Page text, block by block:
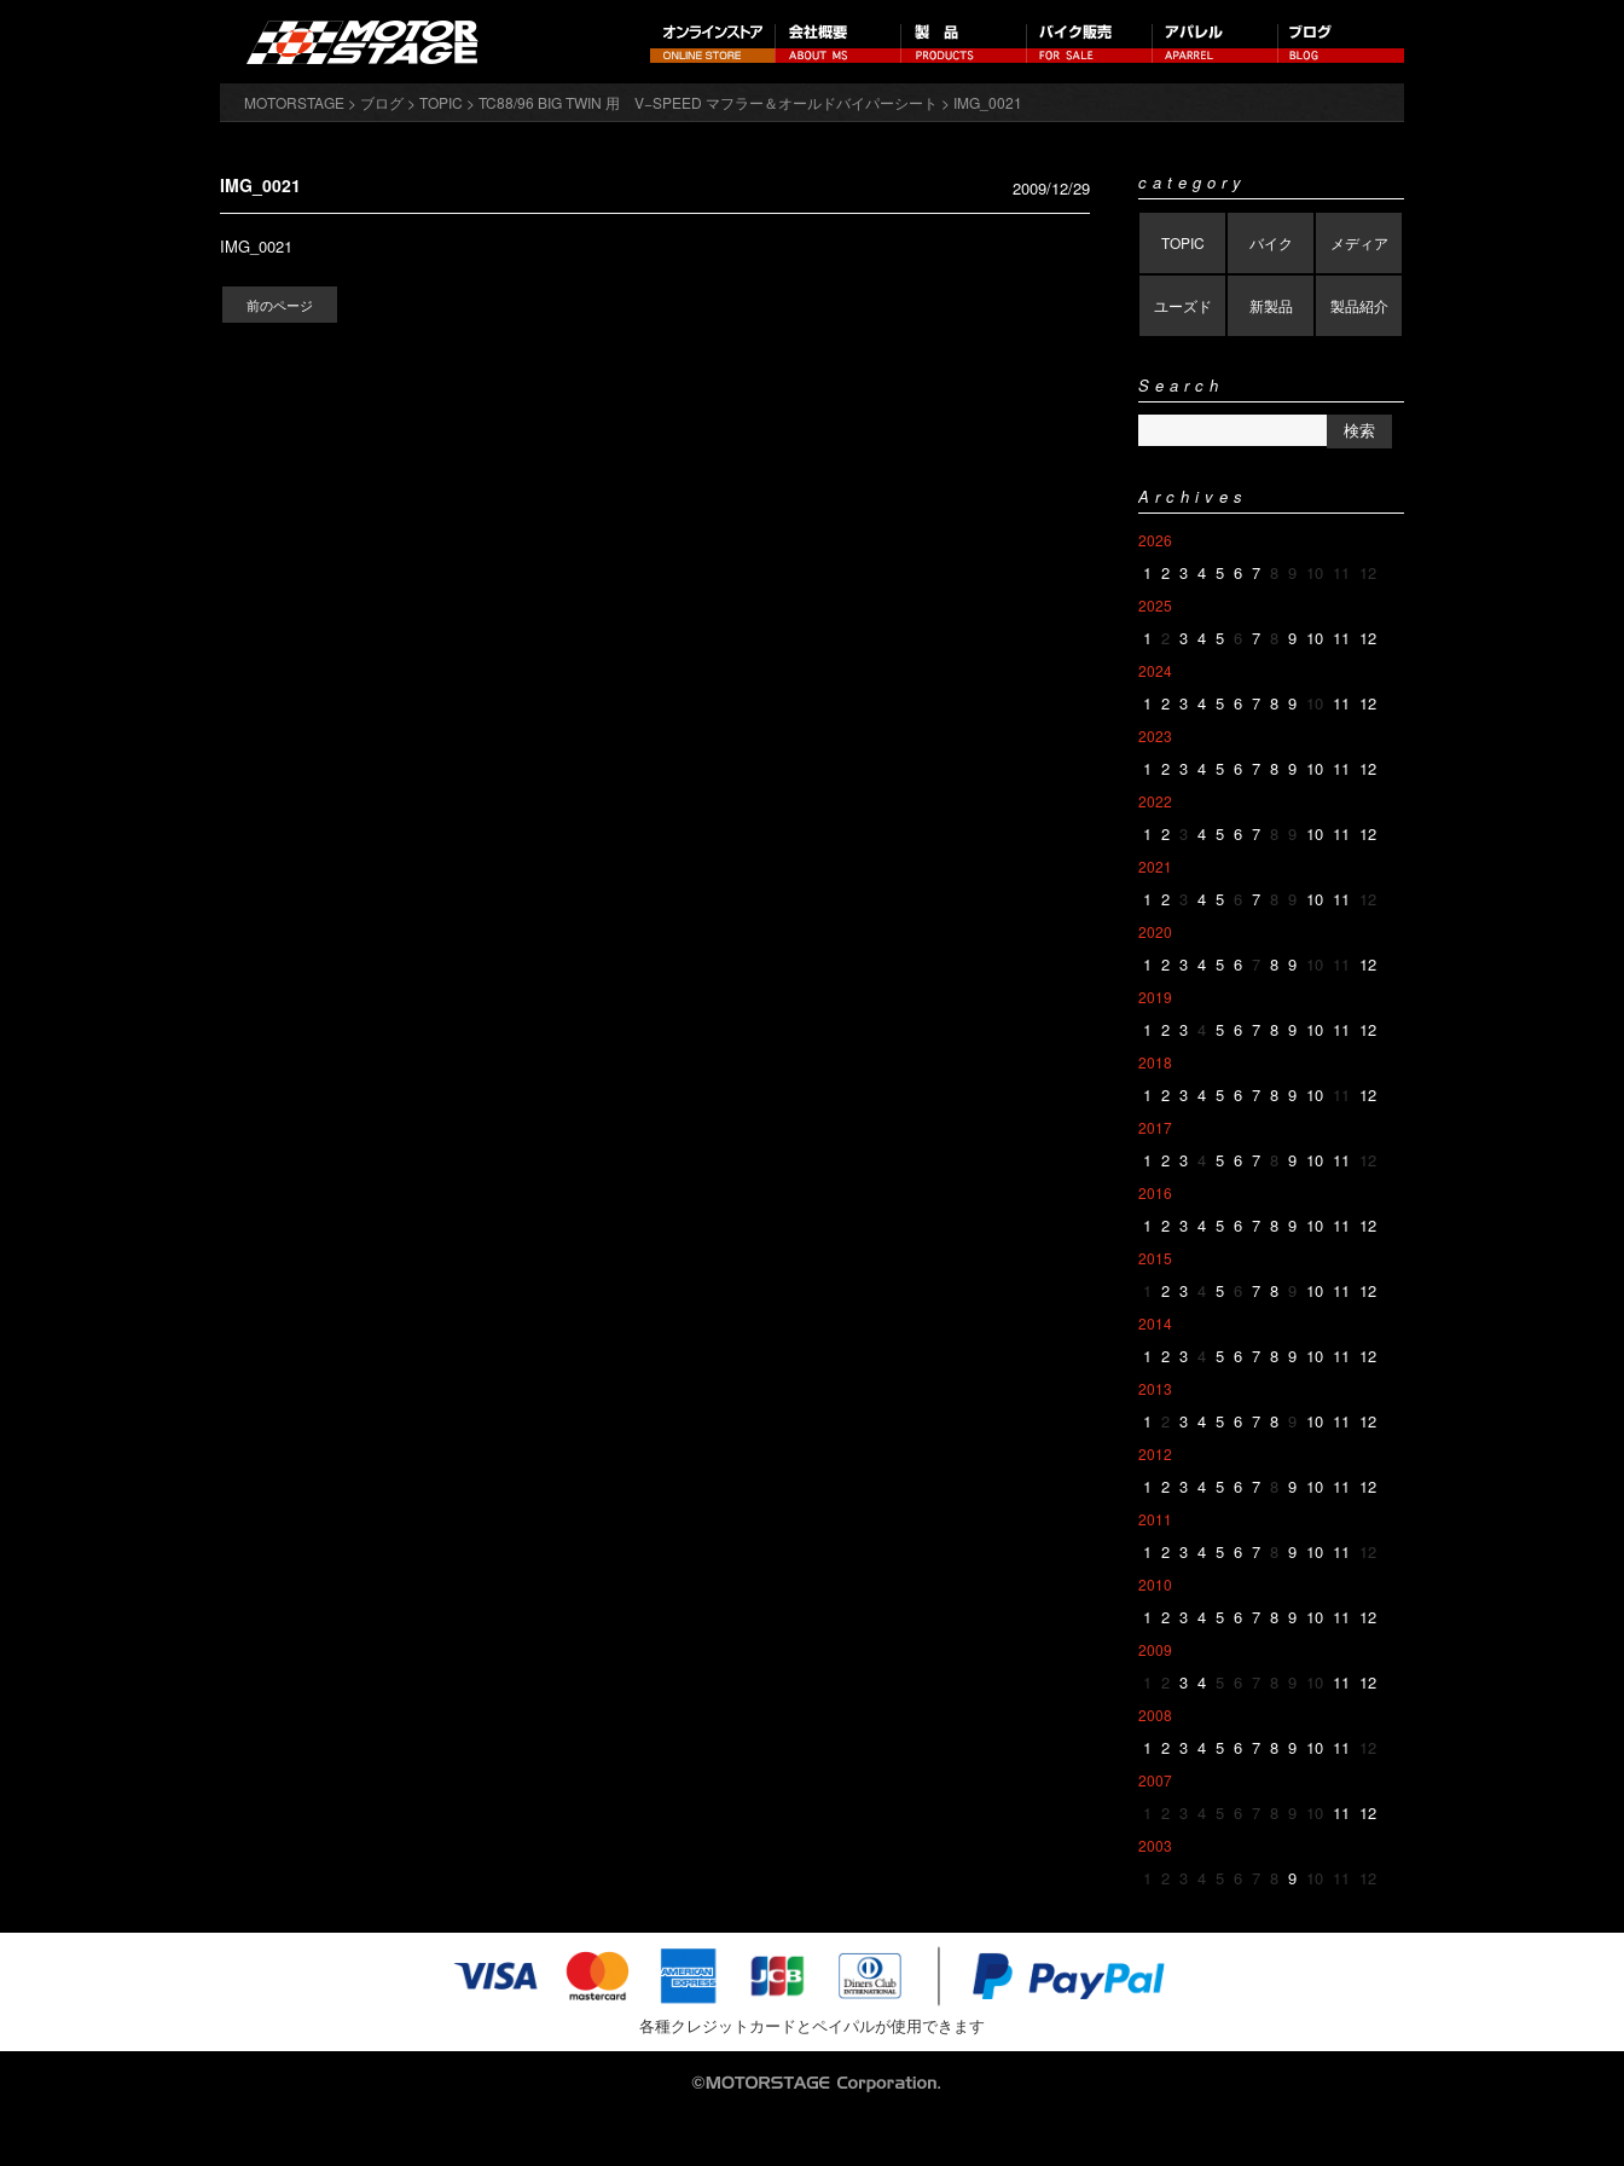
MOTORSTAGE > ブログ > TOPIC > TC88/96 BIG TWIN 用 V−SPEED マフラー＆オールドバイパーシート > IMG_0021
IMG_0021 2009/12/29
IMG_0021
前のページ
category
TOPIC バイク メディア
ユーズド 新製品 製品紹介
Search
Archives
2026
1 2 3 4 5 6 7 8 9 10 11 12
2025
1 2 3 4 5 6 7 8 9 10 11 12
2024
1 2 3 4 5 6 7 8 9 10 11 12
2023
1 2 3 4 5 6 7 8 9 10 11 12
2022
1 2 3 4 5 6 7 8 9 10 11 12
2021
1 2 3 4 5 6 7 8 9 10 11 12
2020
1 2 3 4 5 6 7 8 9 10 11 12
2019
1 2 3 4 5 6 7 8 9 10 11 12
2018
1 2 3 4 5 6 7 8 9 10 11 12
2017
1 2 3 4 5 6 7 8 9 10 11 12
2016
1 2 3 4 5 6 7 8 9 10 11 12
2015
1 2 3 4 5 6 7 8 9 10 11 12
2014
1 2 3 4 5 6 7 8 9 10 11 12
2013
1 2 3 4 5 6 7 8 9 10 11 12
2012
1 2 3 4 5 6 7 8 9 10 11 12
2011
1 2 3 4 5 6 7 8 9 10 11 12
2010
1 2 3 4 5 6 7 8 9 10 11 12
2009
1 2 3 4 5 6 7 8 9 10 11 12
2008
1 2 3 4 5 6 7 8 9 10 11 12
2007
1 2 3 4 5 6 7 8 9 10 11 12
2003
1 2 3 4 5 6 7 8 9 10 11 12
各種クレジットカードとペイパルが使用できます